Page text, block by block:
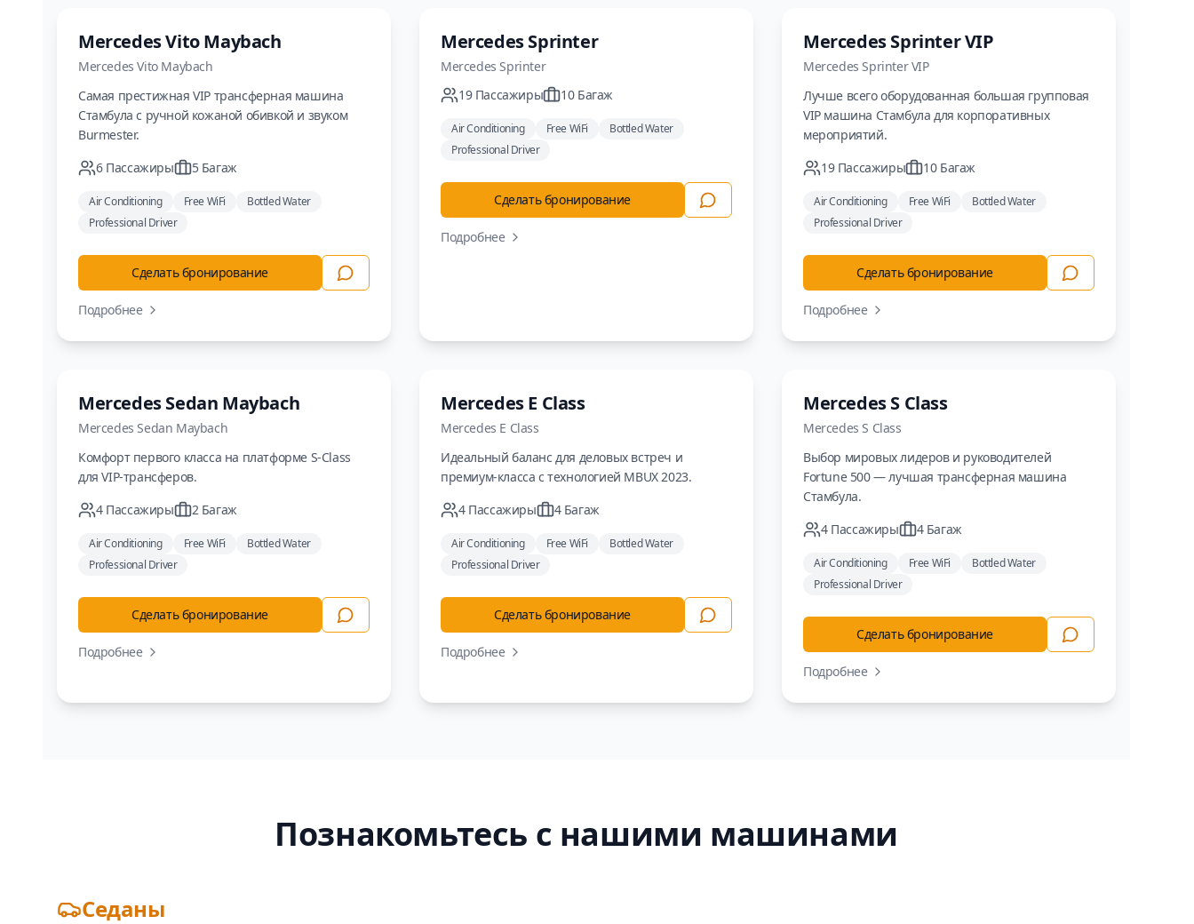
Mercedes Vito Maybach
Mercedes Vito Maybach
Самая престижная VIP трансферная машина
Стамбула с ручной кожаной обивкой и звуком
Burmester.
6 Пассажиры 5 Багаж
Air Conditioning Free WiFi
Bottled Water
Professional Driver
Сделать бронирование
Подробнее
Mercedes Sprinter
Mercedes Sprinter
19 Пассажиры 10 Багаж
Air Conditioning Free WiFi
Bottled Water
Professional Driver
Сделать бронирование
Подробнее
Mercedes Sprinter VIP
Mercedes Sprinter VIP
Лучше всего оборудованная большая групповая
VIP машина Стамбула для корпоративных
мероприятий.
19 Пассажиры 10 Багаж
Air Conditioning Free WiFi
Bottled Water
Professional Driver
Сделать бронирование
Подробнее
Mercedes Sedan Maybach
Mercedes Sedan Maybach
Комфорт первого класса на платформе S-Class
для VIP-трансферов.
4 Пассажиры 2 Багаж
Air Conditioning Free WiFi
Bottled Water
Professional Driver
Сделать бронирование
Подробнее
Mercedes E Class
Mercedes E Class
Идеальный баланс для деловых встреч и
премиум-класса с технологией MBUX 2023.
4 Пассажиры 4 Багаж
Air Conditioning Free WiFi
Bottled Water
Professional Driver
Сделать бронирование
Подробнее
Mercedes S Class
Mercedes S Class
Выбор мировых лидеров и руководителей
Fortune 500 — лучшая трансферная машина
Стамбула.
4 Пассажиры 4 Багаж
Air Conditioning Free WiFi
Bottled Water
Professional Driver
Сделать бронирование
Подробнее
Познакомьтесь с нашими машинами
Седаны